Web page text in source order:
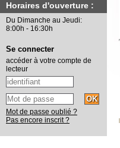
Horaires d'ouverture :
Du Dimanche au Jeudi:
8:00h - 16:30h
Se connecter
accéder à votre compte de
lecteur
Mot de passe oublié ?
Pas encore inscrit ?